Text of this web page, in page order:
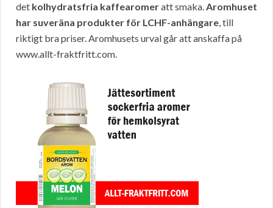
det kolhydratsfria kaffearomeratt smaka.Aromhuset
har suveräna produkter för LCHF-anhängare, till
riktigt bra priser. Aromhusets urval går att anskaffa på
www.allt-fraktfritt.com.